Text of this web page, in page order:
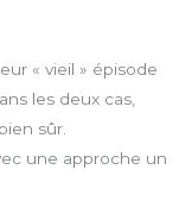
« vieil » épisode
les deux cas,
sûr.
une approche un